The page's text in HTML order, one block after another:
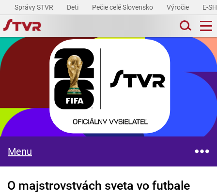
Správy STVR Deti Pečie celé Slovensko Výročie E-
Menu
O majstrovstvách sveta vo futbale